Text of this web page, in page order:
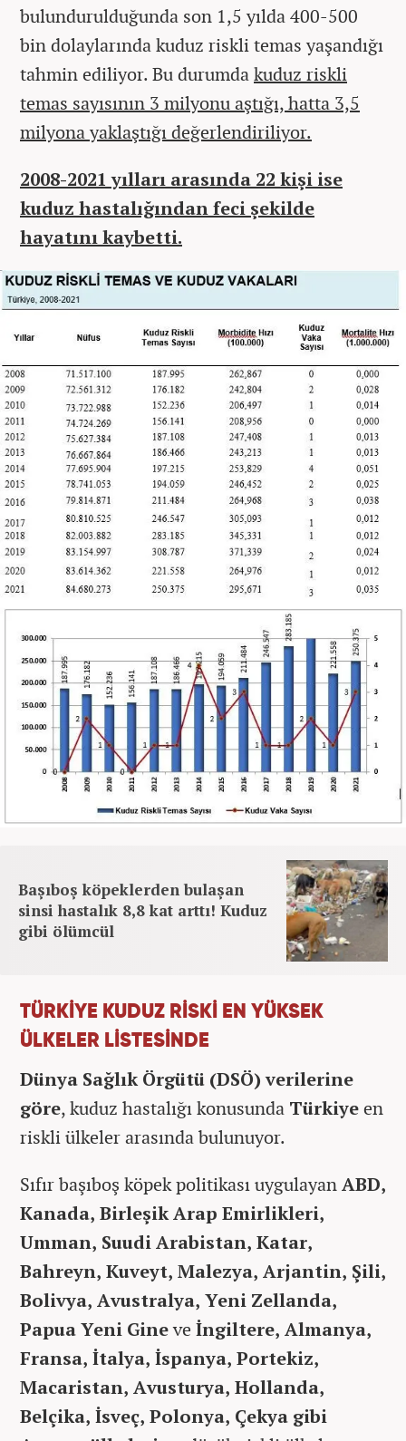
bulundurulduğunda son 1,5 yılda 400-500
bin dolaylarında kuduz riskli temas yaşandığı
tahmin ediliyor. Bu durumdakuduz riskli
temas sayısının 3 milyonu aştığı, hatta 3,5
milyona yaklaştığı değerlendiriliyor.
2008-2021 yılları arasında 22 kişi ise
kuduz hastalığından feci şekilde
hayatını kaybetti.
Başıboş köpeklerden bulaşan
sinsi hastalık 8,8 kat arttı! Kuduz
gibi ölümcül
TÜRKİYE KUDUZ RİSKİ EN YÜKSEK
ÜLKELER LİSTESİNDE
Dünya Sağlık Örgütü (DSÖ) verilerine
göre, kuduz hastalığı konusunda Türkiyeen
riskli ülkeler arasında bulunuyor.
Sıfır başıboş köpek politikası uygulayanABD,
Kanada, Birleşik Arap Emirlikleri,
Umman, Suudi Arabistan, Katar,
Bahreyn, Kuveyt, Malezya, Arjantin, Şili,
Bolivya, Avustralya, Yeni Zellanda,
Papua Yeni Gineve İngiltere, Almanya,
Fransa, İtalya, İspanya, Portekiz,
Macaristan, Avusturya, Hollanda,
Belçika, İsveç, Polonya, Çekya gibi